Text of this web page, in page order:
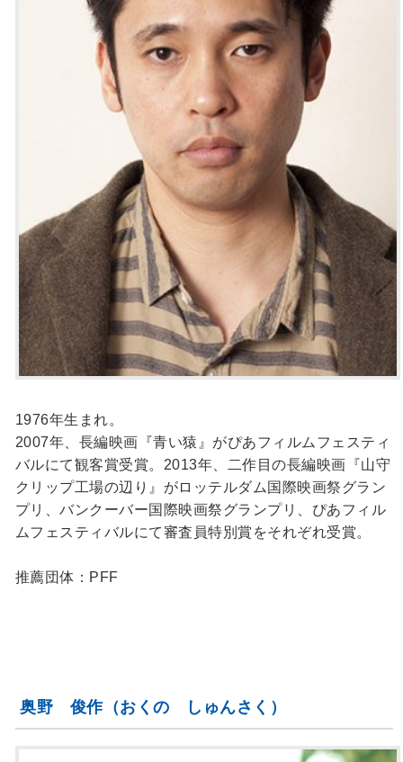
1976年生まれ。
2007年、長編映画『青い猿』がぴあフィルムフェスティ
バルにて観客賞受賞。2013年、二作目の長編映画『山守
クリップ工場の辺り』がロッテルダム国際映画祭グラン
プリ、バンクーバー国際映画祭グランプリ、ぴあフィル
ムフェスティバルにて審査員特別賞をそれぞれ受賞。
推薦団体：PFF
奥野 俊作（おくの しゅんさく）